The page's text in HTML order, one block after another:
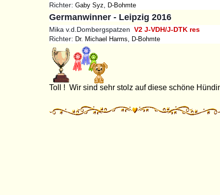
Richter: Gaby Syz, D-Bohmte
Germanwinner - Leipzig 2016
Mika v.d.Dombergspatzen V2 J-VDH/J-DTK res
Richter: Dr. Michael Harms, D-Bohmte
Toll ! Wir sind sehr stolz auf diese schöne